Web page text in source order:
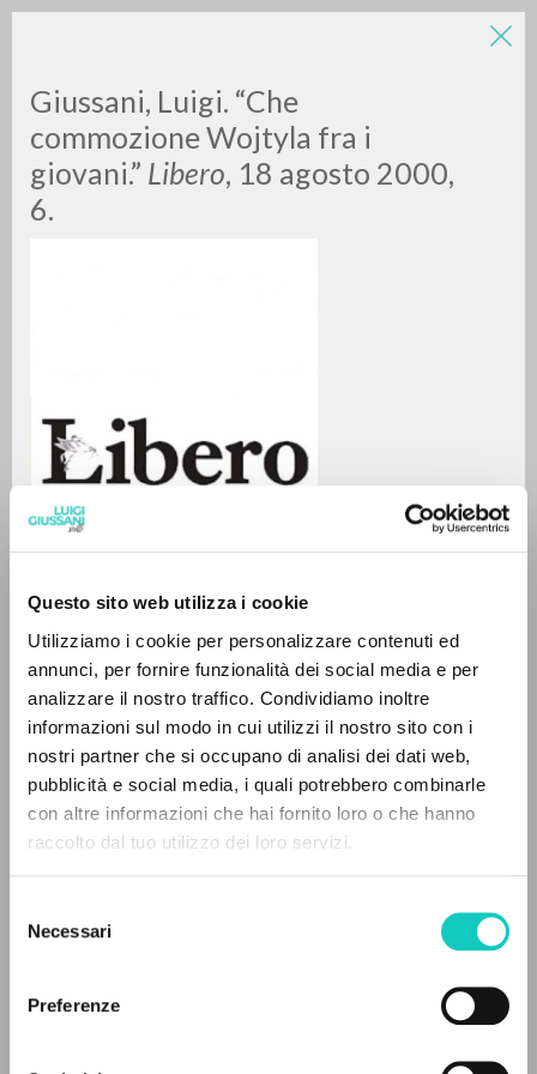
Questo sito web utilizza i cookie
Utilizziamo i cookie per personalizzare contenuti ed
annunci, per fornire funzionalità dei social media e per
analizzare il nostro traffico. Condividiamo inoltre
informazioni sul modo in cui utilizzi il nostro sito con i
nostri partner che si occupano di analisi dei dati web,
pubblicità e social media, i quali potrebbero combinarle
con altre informazioni che hai fornito loro o che hanno
raccolto dal tuo utilizzo dei loro servizi.
delNecessari
Preferenze
Giussani, Luigi. “Che
commozione Wojtyla fra i
giovani.” Libero, 18 agosto 2000,
6.
Giussani Luigi Autore
Italiano
Libero
2000
Pagine: 1
ULTIMO AGGIORNAMENTO
26/06/2025
LEGGI IL FULL TEXT NELL'EDIZIONE
LUIGI
GIUSSANI
0DOCUMENTI TROVATI
RISULTATI SUCCESSIVI